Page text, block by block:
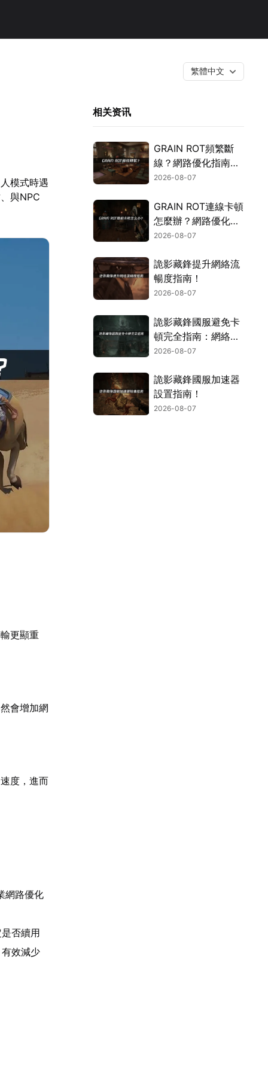
繁體中文
模式時遇
與NPC
更顯重
會增加網
度，進而
網路優化
否續用
效減少
相关资讯
GRAIN ROT頻繁斷
線？網路優化指南一
次搞定！
2026-08-07
GRAIN ROT連線卡頓
怎麼辦？網路優化這
樣解決！
2026-08-07
詭影藏鋒提升網絡流
暢度指南！
2026-08-07
詭影藏鋒國服避免卡
頓完全指南：網絡優
化與解決技巧！
2026-08-07
詭影藏鋒國服加速器
設置指南！
2026-08-07